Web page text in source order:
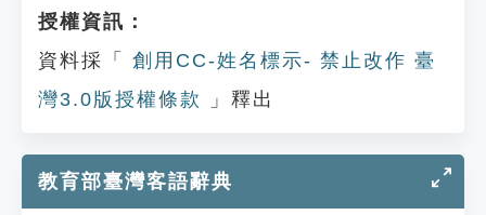
授權資訊：
資料採「
創用CC-姓名標示- 禁止改作 臺
灣3.0版授權條款
」釋出
教育部臺灣客語辭典